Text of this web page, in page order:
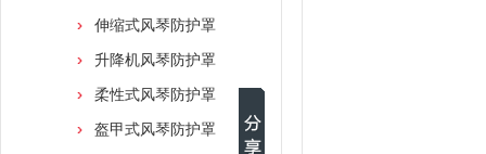
伸缩式风琴防护罩
升降机风琴防护罩
柔性式风琴防护罩
盔甲式风琴防护罩